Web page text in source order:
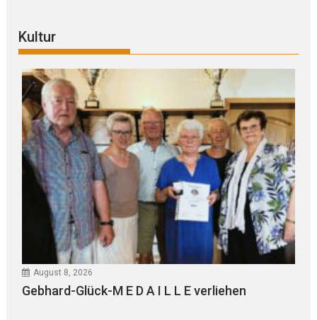
Kultur
August 8, 2026
Gebhard-Glück-M E D A I L L E verliehen